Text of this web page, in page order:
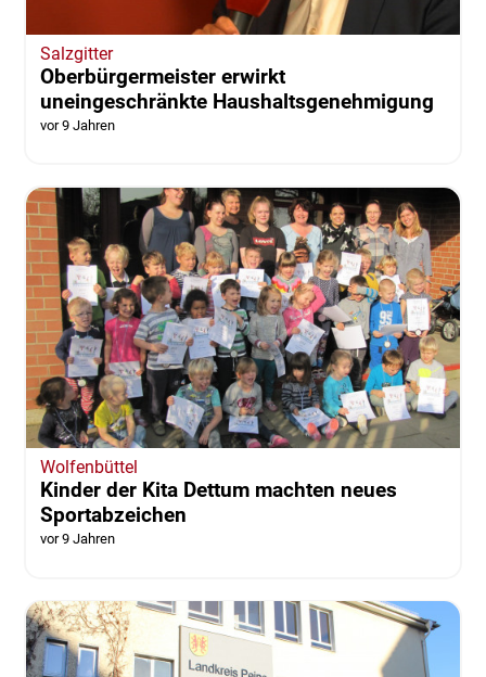
Salzgitter
Oberbürgermeister erwirkt
uneingeschränkte Haushaltsgenehmigung
vor 9 Jahren
Wolfenbüttel
Kinder der Kita Dettum machten neues
Sportabzeichen
vor 9 Jahren